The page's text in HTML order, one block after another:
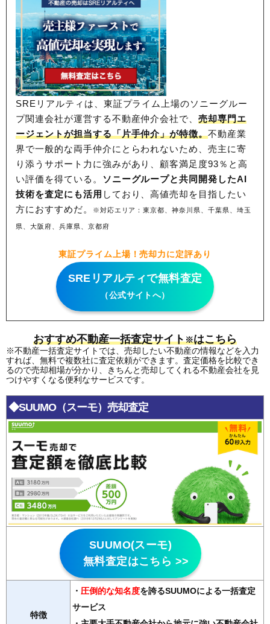
SREリアルティは、東証プライム上場のソニーグルー
プ関連会社が運営する不動産仲介会社で、売却専門エ
ージェントが担当する「片手仲介」が特徴。不動産業
界で一般的な両手仲介にとらわれないため、売主に寄
り添うサポート力に強みがあり、顧客満足度93％と高
い評価を得ている。 ソニーグループと共同開発したAI
技術を査定にも活用 しており、高値売却を目指したい
方におすすめだ。
※対応エリア：東京都、神奈川県、千葉県、埼玉
県、大阪府、兵庫県、京都府
東証プライム上場！売却力に定評あり
SREリアルティで無料査定
（公式サイトへ）
おすすめ不動産一括査定サイト※はこちら
※不動産一括査定サイトでは、売却したい不動産の情報などを入力
すれば、無料で複数社に査定依頼ができます。査定価格を比較でき
るので売却相場が分かり、きちんと売却してくれる不動産会社を見
つけやすくなる便利なサービスです。
◆SUUMO（スーモ）売却査定
SUUMO(スーモ)
無料査定はこちら >>
特徴
・ 圧倒的な知名度を誇るSUUMOによる一括査定
サービス